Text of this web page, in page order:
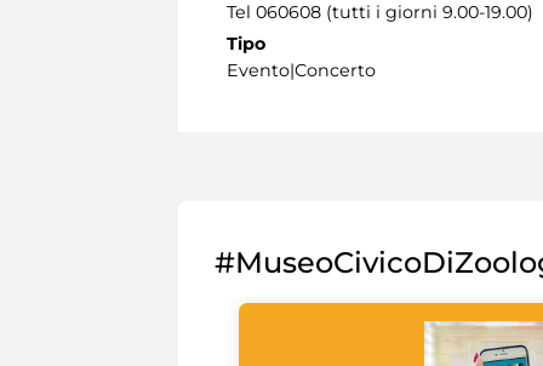
Tel 060608 (tutti i giorni 9.00-19.00)
Tipo
Evento|Concerto